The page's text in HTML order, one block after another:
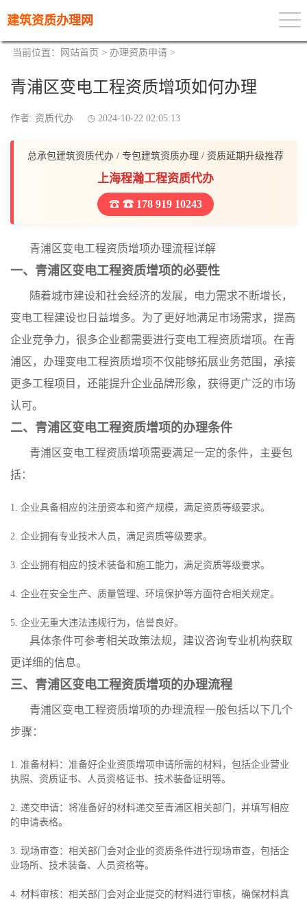
建筑资质办理网
当前位置： 网站首页 > 办理资质申请 >
青浦区变电工程资质增项如何办理
作者: 资质代办 2024-10-22 02:05:13
总承包建筑资质代办 / 专包建筑资质办理 / 资质延期升级推荐
上海程瀚工程资质代办
☎ 178 919 10243
青浦区变电工程资质增项办理流程详解
一、青浦区变电工程资质增项的必要性
随着城市建设和社会经济的发展，电力需求不断增长，
变电工程建设也日益增多。为了更好地满足市场需求，提高
企业竞争力，很多企业都需要进行变电工程资质增项。在青
浦区，办理变电工程资质增项不仅能够拓展业务范围，承接
更多工程项目，还能提升企业品牌形象，获得更广泛的市场
认可。
二、青浦区变电工程资质增项的办理条件
青浦区变电工程资质增项需要满足一定的条件，主要包
括：
1. 企业具备相应的注册资本和资产规模，满足资质等级要求。
2. 企业拥有专业技术人员，满足资质等级要求。
3. 企业拥有相应的技术装备和施工能力，满足资质等级要求。
4. 企业在安全生产、质量管理、环境保护等方面符合相关规定。
5. 企业无重大违法违规行为，信誉良好。
具体条件可参考相关政策法规，建议咨询专业机构获取
更详细的信息。
三、青浦区变电工程资质增项的办理流程
青浦区变电工程资质增项的办理流程一般包括以下几个
步骤：
1. 准备材料：准备好企业资质增项申请所需的材料，包括企业营业
执照、资质证书、人员资格证书、技术装备证明等。
2. 递交申请：将准备好的材料递交至青浦区相关部门，并填写相应
的申请表格。
3. 现场审查：相关部门会对企业的资质条件进行现场审查，包括企
业场所、技术装备、人员资格等。
4. 材料审核：相关部门会对企业提交的材料进行审核，确保材料真